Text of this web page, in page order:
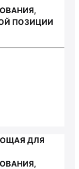
ПОЗИЦИИ
ДЛЯ